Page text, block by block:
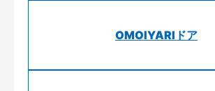
OMOIYARIドア